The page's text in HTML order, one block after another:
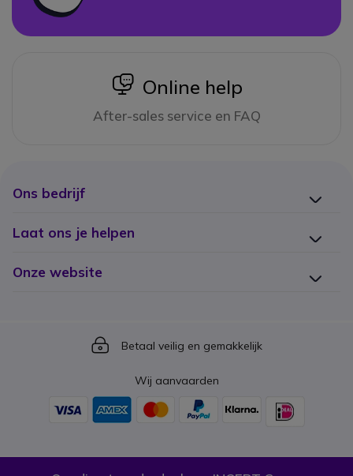
icon
Online help
After-sales service en FAQ
Ons bedrijf
Laat ons je helpen
Onze website
Icon
Betaal veilig en gemakkelijk
Wij aanvaarden